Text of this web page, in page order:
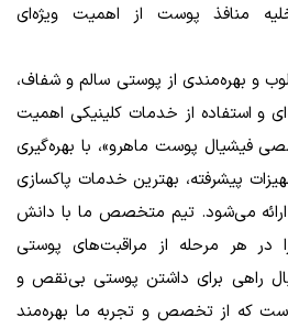
منافذ پوست از اهمیت ویژه‌ای
و بهره‌مندی از پوستی سالم و شفاف،
و استفاده از خدمات کلینیکی اهمیت
فیشیال پوست ماهرو»، با بهره‌گیری
پیشرفته، بهترین خدمات پاکسازی
می‌شود. تیم متخصص ما با دانش
در هر مرحله از مراقبت‌های پوستی
راهی برای داشتن پوستی بی‌نقص و
که از تخصص و تجربه ما بهره‌مند